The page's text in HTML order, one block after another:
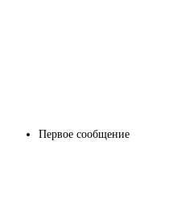
Первое сообщение